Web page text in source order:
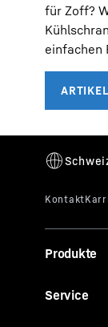
für Zoff?
einfachen
Produkte
Service